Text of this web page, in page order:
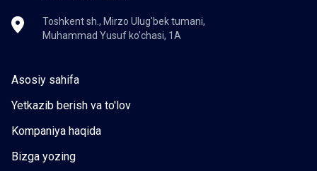
Toshkent sh., Mirzo Ulug'bek tumani,
Muhammad Yusuf ko'chasi, 1A
Asosiy sahifa
Yetkazib berish va to'lov
Kompaniya haqida
Bizga yozing